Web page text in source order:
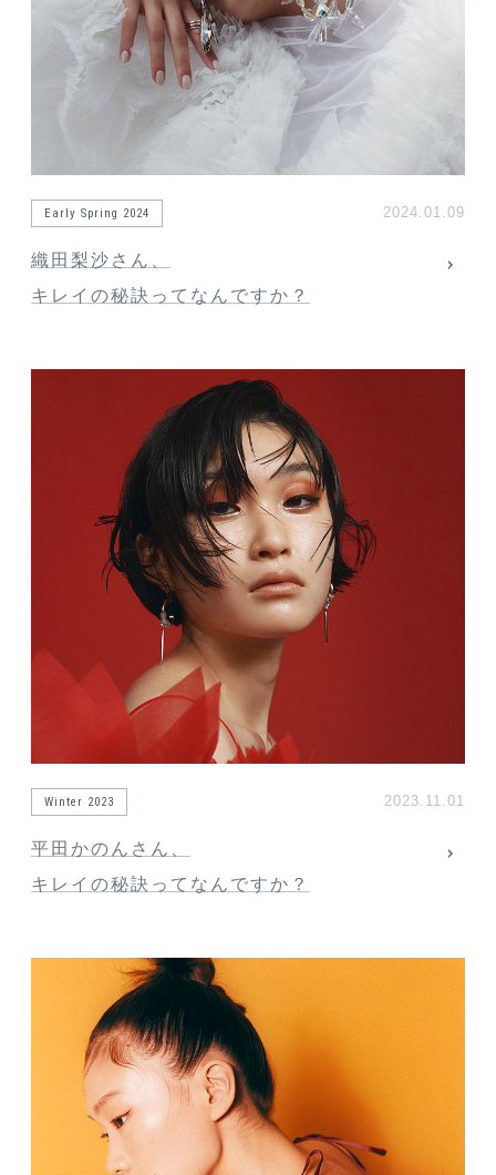
Early Spring 2024 2024.01.09
織田梨沙さん、
キレイの秘訣ってなんですか？
Winter 2023 2023.11.01
平田かのんさん、
キレイの秘訣ってなんですか？